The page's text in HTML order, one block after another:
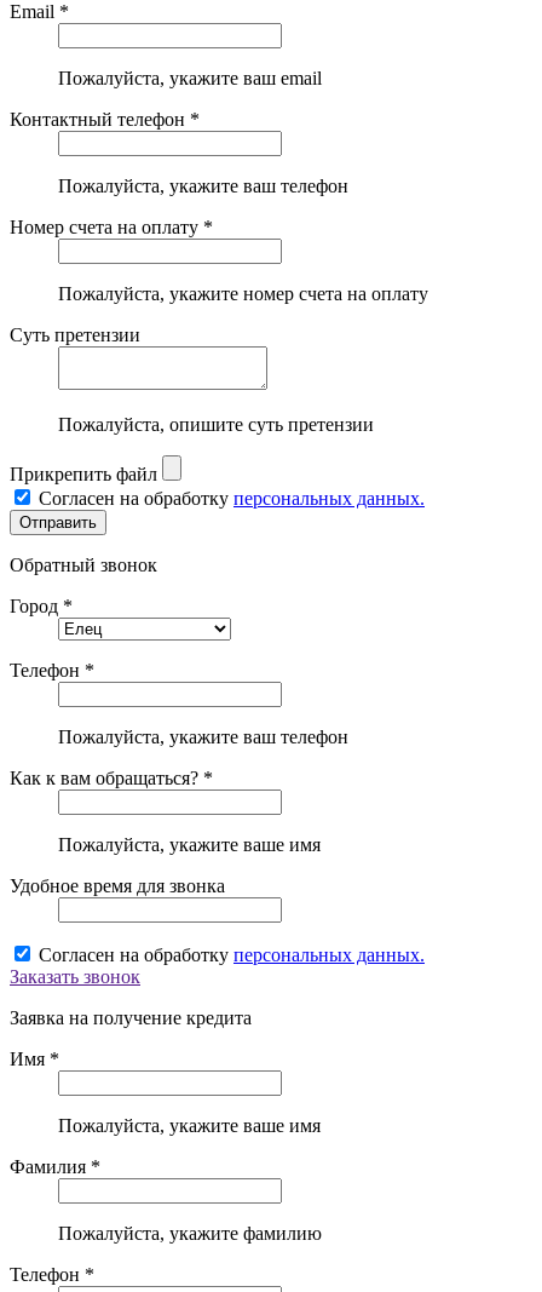
Email *
Пожалуйста, укажите ваш email
Контактный телефон *
Пожалуйста, укажите ваш телефон
Номер счета на оплату *
Пожалуйста, укажите номер счета на оплату
Суть претензии
Пожалуйста, опишите суть претензии
Прикрепить файл
Согласен на обработку персональных данных.
Обратный звонок
Город *
Телефон *
Пожалуйста, укажите ваш телефон
Как к вам обращаться? *
Пожалуйста, укажите ваше имя
Удобное время для звонка
Согласен на обработку персональных данных.
Заказать звонок
Заявка на получение кредита
Имя *
Пожалуйста, укажите ваше имя
Фамилия *
Пожалуйста, укажите фамилию
Телефон *